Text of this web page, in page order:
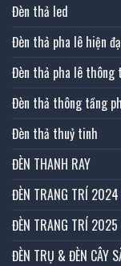
Đèn thả led
Đèn thả pha lê hiện
Đèn thả pha lê thông
Đèn thả thông tầng
Đèn thả thuỷ tinh
ĐÈN THANH RAY
ĐÈN TRANG TRÍ 2024
ĐÈN TRANG TRÍ 2025
ĐÈN TRỤ & ĐÈN CÂY